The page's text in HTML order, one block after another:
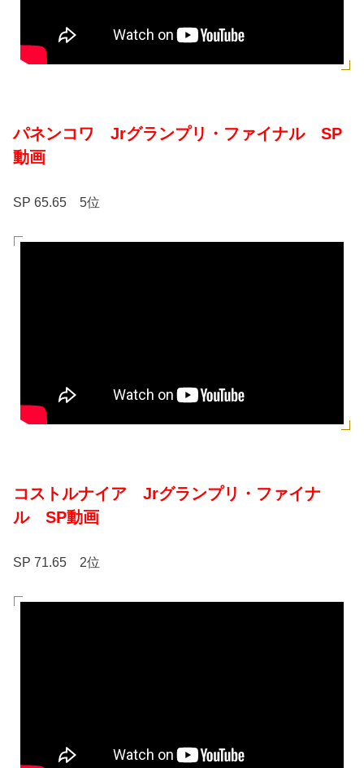
パネンコワ Jrグランプリ・ファイナル SP
動画
SP 65.65 5位
コストルナイア Jrグランプリ・ファイナ
ル SP動画
SP 71.65 2位